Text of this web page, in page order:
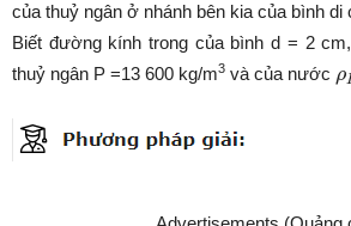
của thuỷ ngân ở nhánh bên kia của bình di
Biết đường kính trong của bình d = 2
thuỷ ngân P =13 600 kg/m3 và của nước ρ
ρ